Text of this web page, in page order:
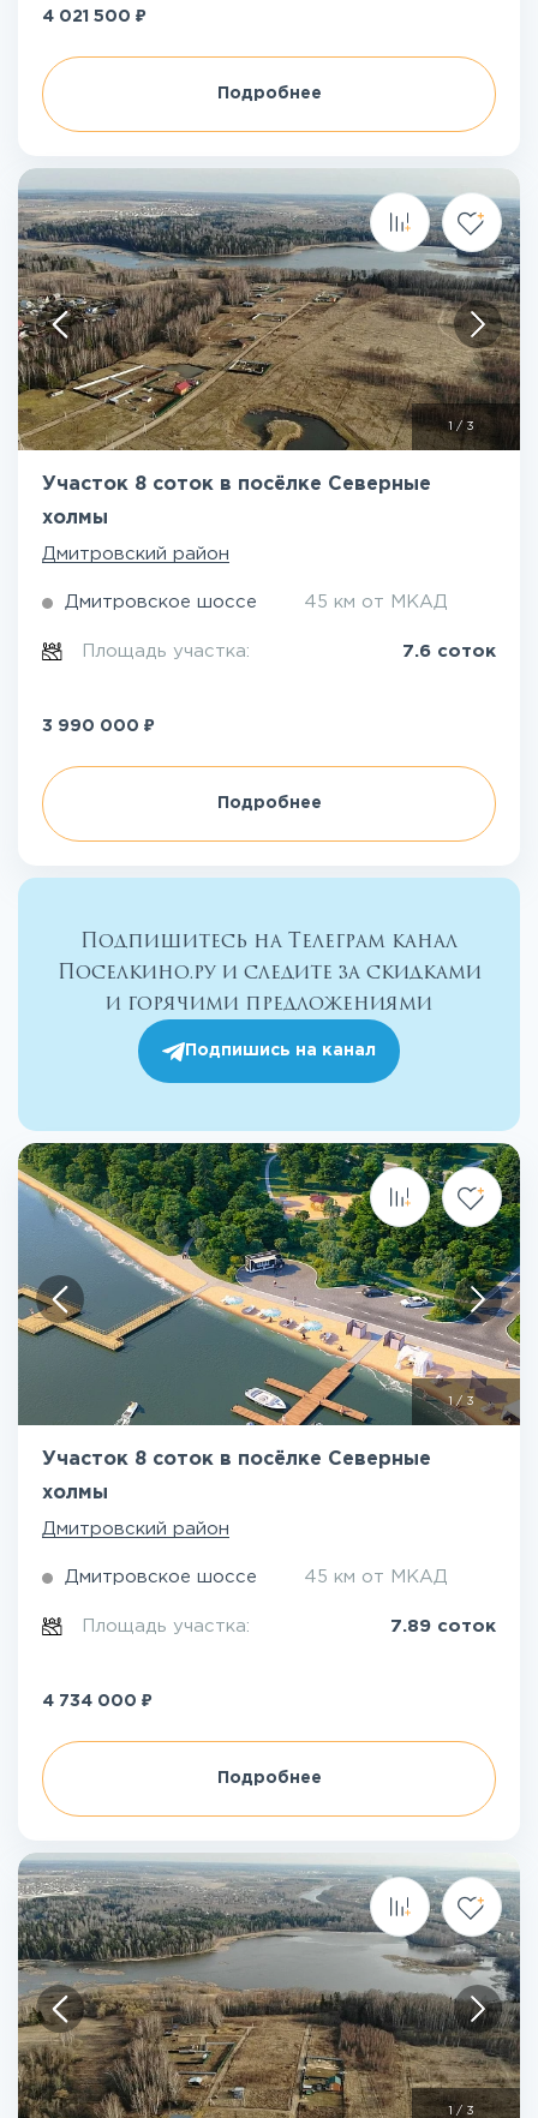
4 021 500 ₽
Подробнее
1 / 3
Участок 8 соток в посёлке Северные
холмы
Дмитровский район
Дмитровское шоссе 45 км от МКАД
Площадь участка: 7.6 соток
3 990 000 ₽
Подробнее
Подпишитесь на Телеграм канал
Поселкино.ру и следите за скидками
и горячими предложениями
Подпишись на канал
1/ 3
Участок 8 соток в посёлке Северные
холмы
Дмитровский район
Дмитровское шоссе 45 км от МКАД
Площадь участка: 7.89 соток
4 734 000 ₽
Подробнее
/ 3